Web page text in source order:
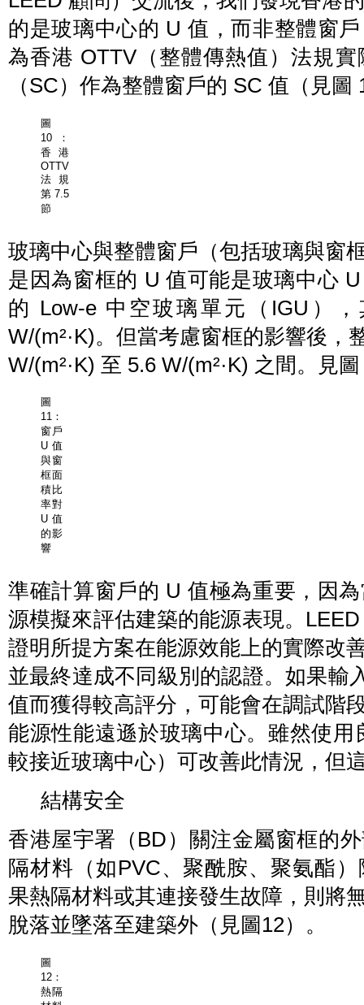
的是玻璃中心的 U 值，而非整體窗
為香港 OTTV（整體傳熱值）法規
（SC）作為整體窗戶的 SC 值（見圖
圖
10：
香港
OTTV
法規
第 7.5
節
玻璃中心與整體窗戶（包括玻璃與窗
是因為窗框的 U 值可能是玻璃中心
的 Low-e 中空玻璃單元（IGU）
W/(m²·K)。但當考慮窗框的影響後，
W/(m²·K) 至 5.6 W/(m²·K) 之間。見
圖
11：
窗戶
U 值
與窗
框面
積比
率對
U 值
的影
響
準確計算窗戶的 U 值極為重要，因
源模擬來評估建築的能源表現。
證明所提方案在能源效能上的實際改
並最終達成不同級別的認證。如果輸
值而獲得較高評分，可能會在調試階
能源性能遠遜於玻璃中心。雖然使
較接近玻璃中心）可改善此情況，但
結構安全
香港屋宇署（BD）關注金屬窗框的
隔材料（如PVC、聚酰胺、聚氨酯
果熱隔材料或其連接發生故障，則將
脫落並墜落至建築外（見圖12）。
圖
12：
熱隔